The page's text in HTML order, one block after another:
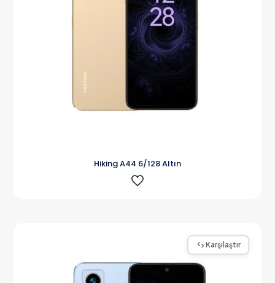
Hiking A44 6/128 Altın
Karşılaştır